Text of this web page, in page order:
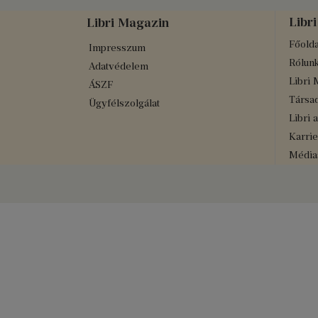
Libri Magazin
Impresszum
Adatvédelem
ÁSZF
Ügyfélszolgálat
Libri
Libri
Libri